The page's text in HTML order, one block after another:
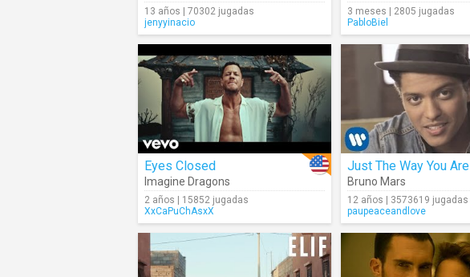
13 años | 70302 jugadas
jenyyinacio
3 meses | 2805 jugadas
PabloBiel
Eyes Closed
Imagine Dragons
2 años | 15852 jugadas
XxCaPuChAsxX
Just The Way You Are
Bruno Mars
12 años | 3573619 jugadas
paupeaceandlove